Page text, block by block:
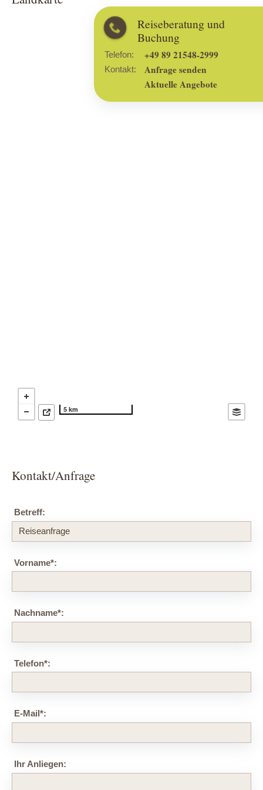
Reiseberatung und
Buchung
Telefon: +49 89 21548-2999
Kontakt:
Anfrage senden
Aktuelle Angebote
5 km
Kontakt/Anfrage
Betreff:
Vorname*:
Nachname*:
Telefon*:
E-Mail*:
Ihr Anliegen: